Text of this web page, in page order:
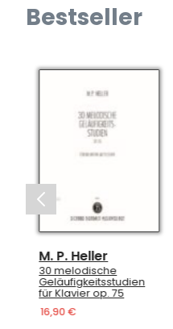
Bestseller
M. P. Heller
30 melodische
Geläufigkeitsstudien
für Klavier op. 75
16,90 €